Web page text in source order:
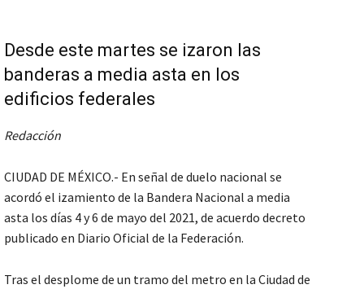
Desde este martes se izaron las
banderas a media asta en los
edificios federales
Redacción
CIUDAD DE MÉXICO.- En señal de duelo nacional se
acordó el izamiento de la Bandera Nacional a media
asta los días 4 y 6 de mayo del 2021, de acuerdo decreto
publicado en Diario Oficial de la Federación.
Tras el desplome de un tramo del metro en la Ciudad de